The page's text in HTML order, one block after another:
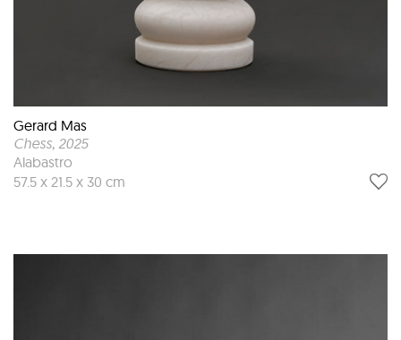
Gerard Mas
Chess, 2025
Alabastro
57.5 x 21.5 x 30 cm